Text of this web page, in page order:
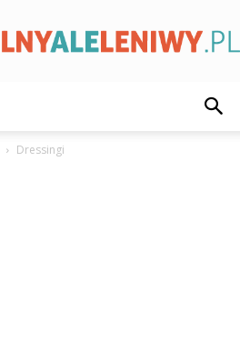
Dressingi